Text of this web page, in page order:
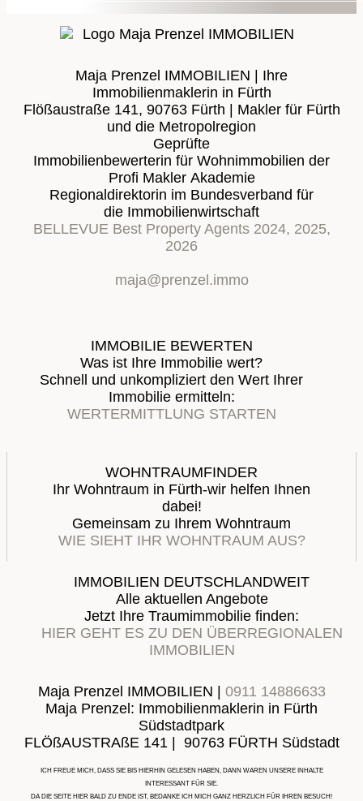
Maja Prenzel IMMOBILIEN | Ihre
Immobilienmaklerin in Fürth
Flößaustraße 141, 90763 Fürth | Makler für Fürth
und die Metropolregion
Geprüfte
Immobilienbewerterin für Wohnimmobilien der
Profi Makler Akademie
Regionaldirektorin im Bundesverband für
die Immobilienwirtschaft
BELLEVUE Best Property Agents 2024, 2025,
2026
maja@prenzel.immo
IMMOBILIE BEWERTEN
Was ist Ihre Immobilie wert?
Schnell und unkompliziert den Wert Ihrer
Immobilie ermitteln:
WERTERMITTLUNG STARTEN
WOHNTRAUMFINDER
Ihr Wohntraum in Fürth-wir helfen Ihnen
dabei!
Gemeinsam zu Ihrem Wohntraum
WIE SIEHT IHR WOHNTRAUM AUS?
IMMOBILIEN DEUTSCHLANDWEIT
Alle aktuellen Angebote
Jetzt Ihre Traumimmobilie finden:
HIER GEHT ES ZU DEN ÜBERREGIONALEN
IMMOBILIEN
Maja Prenzel IMMOBILIEN | 0911 14886633
Maja Prenzel: Immobilienmaklerin in Fürth
Südstadtpark
FLÖßAUSTRAßE 141 | 90763 FÜRTH Südstadt
ICH FREUE MICH, DASS SIE BIS HIERHIN GELESEN HABEN, DANN WAREN UNSERE INHALTE
INTERESSANT FÜR SIE.
DA DIE SEITE HIER BALD ZU ENDE IST, BEDANKE ICH MICH GANZ HERZLICH FÜR IHREN BESUCH!